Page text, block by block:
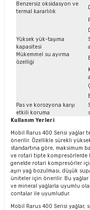
Benzersiz oksidasyon ve
termal kararlılık
Yüksek yük-taşıma
kapasitesi
Mükemmel su ayırma
özelliği
Pas ve korozyona karşı
etkili koruma
Kullanım Yerleri
Mobil Rarus 400 Serisi yağlar
önerilir. Özellikle sürekli yüksek
standartına göre, maksimum
ve rotari tipte kompresörlerde
genelde rotari kompresörler
aşırı yağ bozulması, düşük
üniteler için önerilir. Bu
ve mineral yağlarla uyumlu
contalar ile uyumludur.
Mobil Rarus 400 Serisi yağlar,